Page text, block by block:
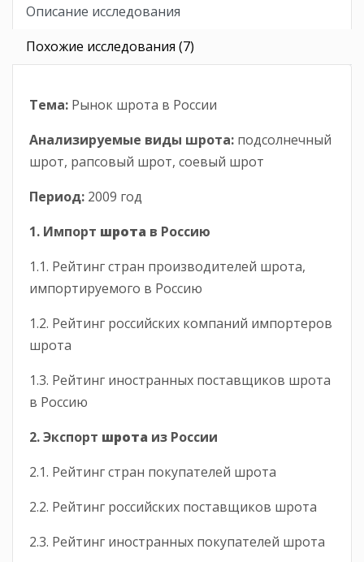
Описание исследования
Похожие исследования (7)
Тема: Рынок шрота в России
Анализируемые виды шрота: подсолнечный
шрот, рапсовый шрот, соевый шрот
Период: 2009 год
1. Импорт шрота в Россию
1.1. Рейтинг стран производителей шрота,
импортируемого в Россию
1.2. Рейтинг российских компаний импортеров
шрота
1.3. Рейтинг иностранных поставщиков шрота
в Россию
2. Экспорт шрота из России
2.1. Рейтинг стран покупателей шрота
2.2. Рейтинг российских поставщиков шрота
2.3. Рейтинг иностранных покупателей шрота